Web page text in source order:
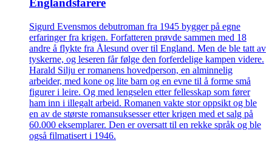
Englandsfarere
Sigurd Evensmos debutroman fra 1945 bygger på egne
erfaringer fra krigen. Forfatteren prøvde sammen med 18
andre å flykte fra Ålesund over til England. Men de ble tatt av
tyskerne, og leseren får følge den forferdelige kampen videre.
Harald Silju er romanens hovedperson, en alminnelig
arbeider, med kone og lite barn og en evne til å forme små
figurer i leire. Og med lengselen etter fellesskap som fører
ham inn i illegalt arbeid. Romanen vakte stor oppsikt og ble
en av de største romansuksesser etter krigen med et salg på
60.000 eksemplarer. Den er oversatt til en rekke språk og ble
også filmatisert i 1946.